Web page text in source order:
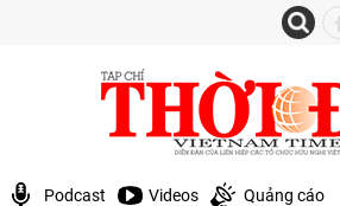
Podcast Videos Quảng cáo